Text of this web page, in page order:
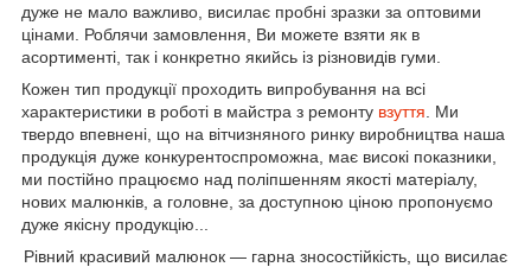
дуже не мало важливо, висилає пробні зразки за оптовими
цінами. Роблячи замовлення, Ви можете взяти як в
асортименті, так і конкретно якийсь із різновидів гуми.
Кожен тип продукції проходить випробування на всі
характеристики в роботі в майстра з ремонту взуття . Ми
твердо впевнені, що на вітчизняного ринку виробництва наша
продукція дуже конкурентоспроможна, має високі показники,
ми постійно працюємо над поліпшенням якості матеріалу,
нових малюнків, а головне, за доступною ціною пропонуємо
дуже якісну продукцію...
Рівний красивий малюнок — гарна зносостійкість, що висилає